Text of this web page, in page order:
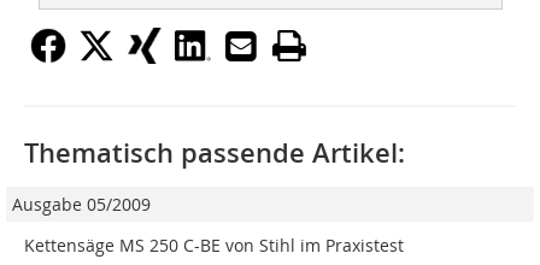
Thematisch passende Artikel:
Ausgabe 05/2009
Kettensäge MS 250 C-BE von Stihl im Praxistest